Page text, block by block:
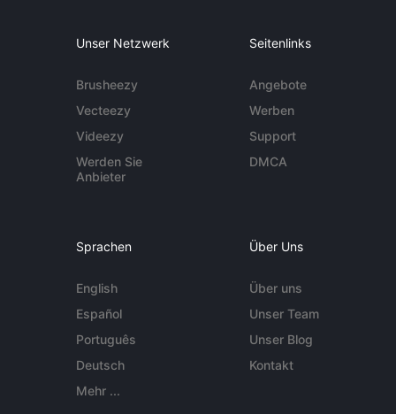
Unser Netzwerk
Brusheezy
Vecteezy
Videezy
Werden Sie
Anbieter
Seitenlinks
Angebote
Werben
Support
DMCA
Sprachen
English
Español
Português
Deutsch
Mehr ...
Über Uns
Über uns
Unser Team
Unser Blog
Kontakt